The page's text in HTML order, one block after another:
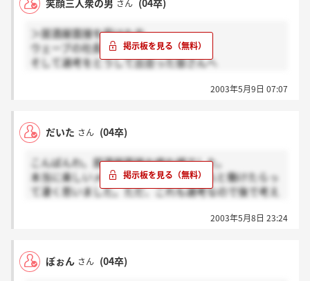
にウェーブで働きたいです。
笑顔三人衆の男 さん (04卒)
＞居酒屋面接を受けた方
ウェーブの社長、役員、社員の皆さん
そして選考をとうして出会った皆さんへ
昨日居酒屋面接本当に楽しかったです。
結果はどうであれ昨日で私の就職活動は終わりまし
た。あとは結果を待つのみです。
なことを学び成長できたとおもいます。
ほんとにありがとうございました。
2003年5月9日 07:07
だいた さん (04卒)
こんばんわ。居酒屋面接お疲れ様でした。
本当に楽しいメンバーでこういう人たちと働けたらっ
て凄く思いました。ただ、これも選考なので後で考え
るかなど語っておくべきだったかもしれません。
しょう☆
2003年5月8日 23:24
ぼぉん さん (04卒)